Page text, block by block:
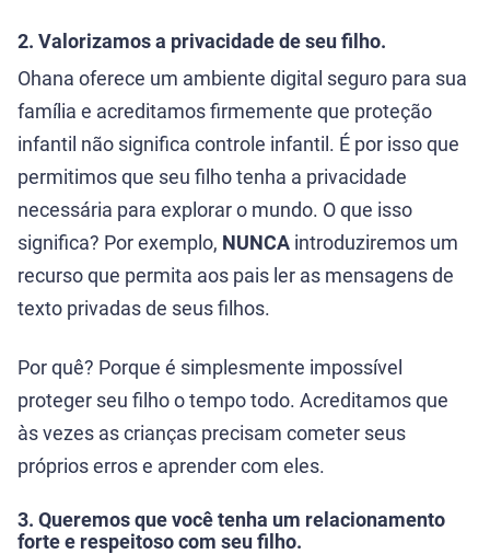
2. Valorizamos a privacidade de seu filho.
Ohana oferece um ambiente digital seguro para sua
família e acreditamos firmemente que proteção
infantil não significa controle infantil. É por isso que
permitimos que seu filho tenha a privacidade
necessária para explorar o mundo. O que isso
significa? Por exemplo, NUNCA introduziremos um
recurso que permita aos pais ler as mensagens de
texto privadas de seus filhos.
Por quê? Porque é simplesmente impossível
proteger seu filho o tempo todo. Acreditamos que
às vezes as crianças precisam cometer seus
próprios erros e aprender com eles.
3. Queremos que você tenha um relacionamento
forte e respeitoso com seu filho.